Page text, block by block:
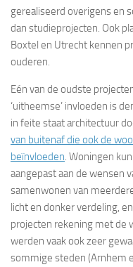
gerealiseerd overigens en
dan studieprojecten. Ook
Boxtel en Utrecht kennen
ouderen.
Eén van de oudste
‘uitheemse’ invloeden is
in feite staat architectuur
van buitenaf die ook de
beïnvloeden. Woningen
aangepast aan de wensen
samenwonen van
licht en donker verdeling,
projecten rekening met de
werden vaak ook zeer
sommige steden (Arnhem